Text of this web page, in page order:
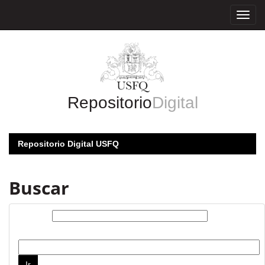
RepositorioDigital
Repositorio Digital USFQ
Buscar